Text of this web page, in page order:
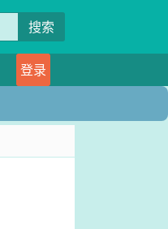
搜索
登录